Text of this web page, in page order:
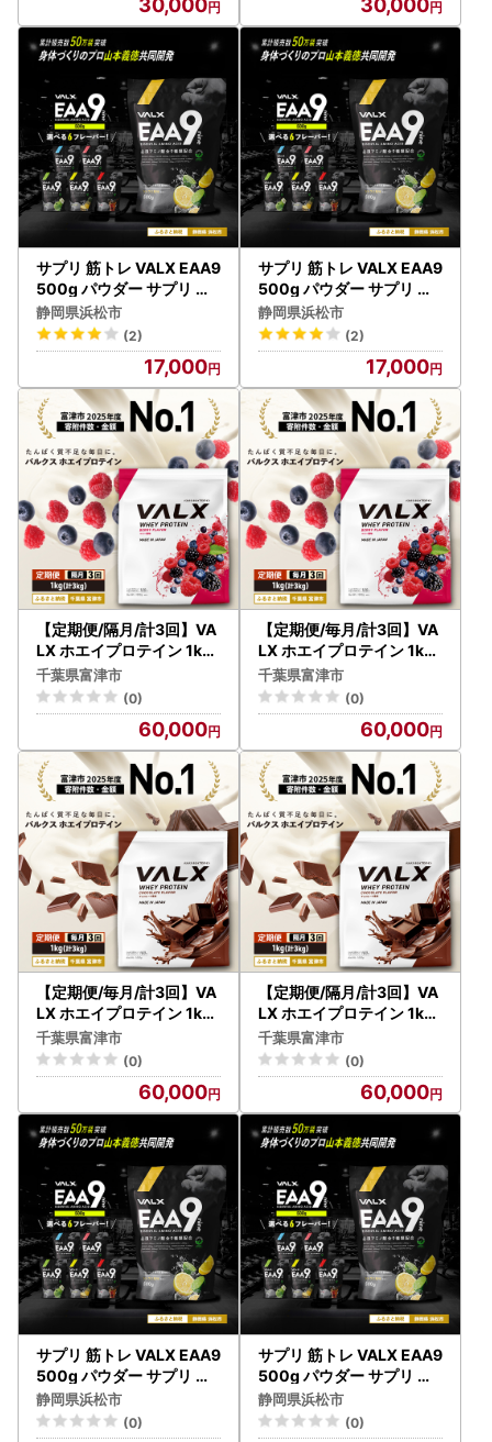
い スポーツ チョコレート
風味
い スポーツ ライチヨーグ
ルト風味
サプリ 筋トレ VALX EAA9
500g パウダー サプリ 青
りんご風味
静岡県浜松市
(2)
17,000
サプリ 筋トレ VALX EAA9
500g パウダー サプリ ス
ポーツドリンク風味
静岡県浜松市
(2)
17,000
【定期便/隔月/計3回】VA
LX ホエイプロテイン 1kg
ベリー風味
千葉県富津市
(0)
60,000
【定期便/毎月/計3回】VA
LX ホエイプロテイン 1kg
ベリー風味
千葉県富津市
(0)
60,000
【定期便/毎月/計3回】VA
LX ホエイプロテイン 1kg
チョコレート風味
千葉県富津市
(0)
60,000
【定期便/隔月/計3回】VA
LX ホエイプロテイン 1kg
チョコレート風味
千葉県富津市
(0)
60,000
サプリ 筋トレ VALX EAA9
500g パウダー サプリ シ
トラス風味
静岡県浜松市
(0)
サプリ 筋トレ VALX EAA9
500g パウダー サプリ パ
イナップル風味
静岡県浜松市
(0)